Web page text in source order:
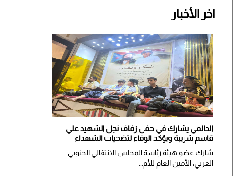
اخر الأخبار
الحالمي يشارك في حفل زفاف نجل الشهيد علي
قاسم شريبة ويؤكد الوفاء لتضحيات الشهداء
شارك عضو هيئة رئاسة المجلس الانتقالي الجنوبي
العربي، الأمين العام للأم...